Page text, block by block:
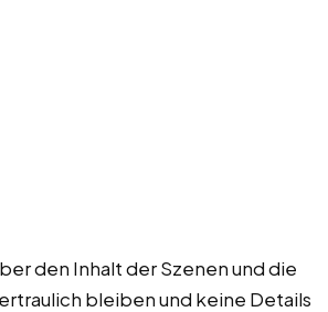
den Inhalt der Szenen und die
bleiben und keine Details